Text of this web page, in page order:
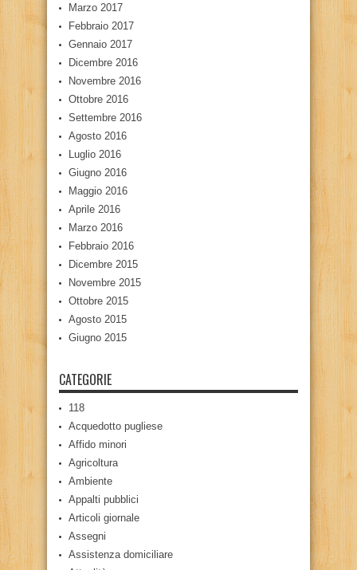
Marzo 2017
Febbraio 2017
Gennaio 2017
Dicembre 2016
Novembre 2016
Ottobre 2016
Settembre 2016
Agosto 2016
Luglio 2016
Giugno 2016
Maggio 2016
Aprile 2016
Marzo 2016
Febbraio 2016
Dicembre 2015
Novembre 2015
Ottobre 2015
Agosto 2015
Giugno 2015
CATEGORIE
118
Acquedotto pugliese
Affido minori
Agricoltura
Ambiente
Appalti pubblici
Articoli giornale
Assegni
Assistenza domiciliare